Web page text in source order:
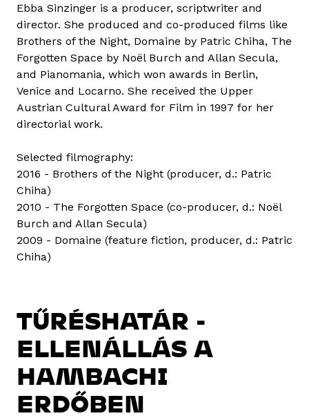
Ebba Sinzinger is a producer, scriptwriter and
director. She produced and co-produced films like
Brothers of the Night, Domaine by Patric Chiha, The
Forgotten Space by Noël Burch and Allan Secula,
and Pianomania, which won awards in Berlin,
Venice and Locarno. She received the Upper
Austrian Cultural Award for Film in 1997 for her
directorial work.
Selected filmography:
2016 - Brothers of the Night (producer, d.: Patric
Chiha)
2010 - The Forgotten Space (co-producer, d.: Noël
Burch and Allan Secula)
2009 - Domaine (feature fiction, producer, d.: Patric
Chiha)
TŰRÉSHATÁR -
ELLENÁLLÁS A
HAMBACHI
ERDŐBEN